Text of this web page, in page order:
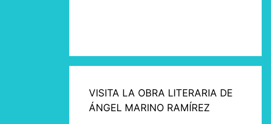
VISITA LA OBRA LITERARIA DE
ÁNGEL MARINO RAMÍREZ